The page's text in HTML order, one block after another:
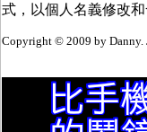
式，以個人名義修改和
Copyright © 2009 by Danny.